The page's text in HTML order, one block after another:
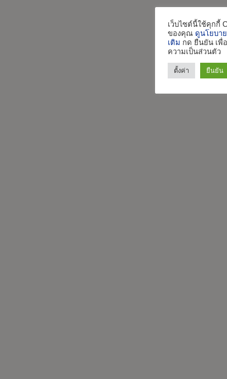
เว็บไซต์นี้ใช้คุกกี้
ของคุณ ดูนโยบา
เติม กด ยืนยัน เพื่
ความเป็นส่วนตัว
ตั้งค่า ยืนยัน